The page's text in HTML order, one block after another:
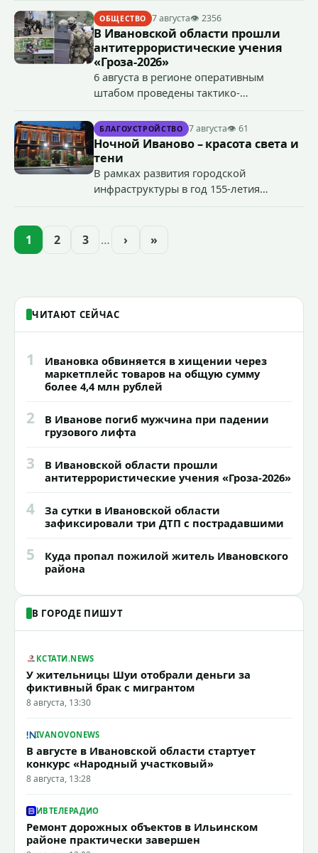
ОБЩЕСТВО 7 августа👁 2356
В Ивановской области прошли
антитеррористические учения
«Гроза-2026»
6 августа в регионе оперативным
штабом проведены тактико-
террористического акта на объекте
органов государственной власти.
«Гроза-2026».
БЛАГОУСТРОЙСТВО 7 августа👁 61
Ночной Иваново – красота света и
тени
В рамках развития городской
инфраструктуры в год 155-летия
проекта подсветки исторических
1 2 3 … › »
ЧИТАЮТ СЕЙЧАС
1
Ивановка обвиняется в хищении через
маркетплейс товаров на общую сумму
более 4,4 млн рублей
2
В Иванове погиб мужчина при падении
грузового лифта
3
В Ивановской области прошли
антитеррористические учения «Гроза-2026»
4
За сутки в Ивановской области
зафиксировали три ДТП с пострадавшими
5
Куда пропал пожилой житель Ивановского
района
В ГОРОДЕ ПИШУТ
КСТАТИ.NEWS
У жительницы Шуи отобрали деньги за
фиктивный брак с мигрантом
8 августа, 13:30
IVANOVONEWS
В августе в Ивановской области стартует
конкурс «Народный участковый»
8 августа, 13:28
ИВТЕЛЕРАДИО
Ремонт дорожных объектов в Ильинском
районе практически завершен